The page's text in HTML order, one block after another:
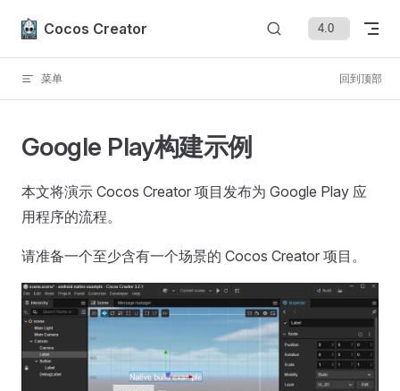
Skip to content
Cocos Creator
菜单 回到顶部
Google Play构建示例
本文将演示 Cocos Creator 项目发布为 Google Play 应
用程序的流程。
请准备一个至少含有一个场景的 Cocos Creator 项目。